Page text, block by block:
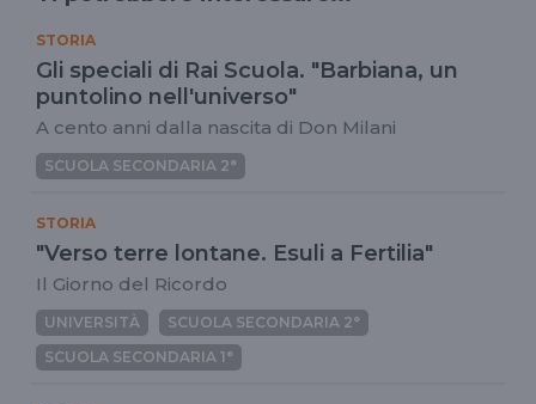
STORIA
Gli speciali di Rai Scuola. "Barbiana, un
puntolino nell'universo"
A cento anni dalla nascita di Don Milani
SCUOLA SECONDARIA 2°
STORIA
"Verso terre lontane. Esuli a Fertilia"
Il Giorno del Ricordo
UNIVERSITÀ
SCUOLA SECONDARIA 2°
SCUOLA SECONDARIA 1°